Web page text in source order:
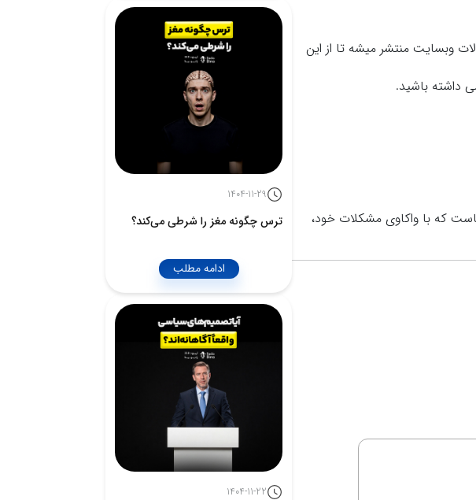
وبسایت منتشر میشه تا از این
داشته باشید.
که با واکاوي مشکلات خود،
1404-11-29
ترس چگونه مغز را شرطی می‌کند؟
ادامه مطلب
1404-11-22